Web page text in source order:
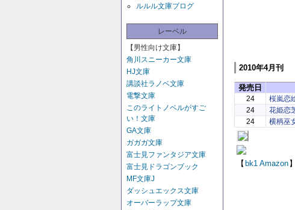
ルルル文庫ブログ
レーベル
【男性向け文庫】
角川スニーカー文庫
HJ文庫
講談社ラノベ文庫
電撃文庫
このライトノベルがすご
い！文庫
GA文庫
ガガガ文庫
富士見ファンタジア文庫
富士見ドラゴンブック
MF文庫J
ダッシュエックス文庫
オーバーラップ文庫
2010年4月刊
発売日
24 桜嵐恋
24
花姫恋
24
横柄巫
【bk1 Amazon】